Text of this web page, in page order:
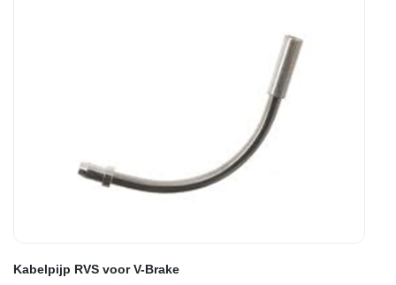
Kabelpijp RVS voor V-Brake